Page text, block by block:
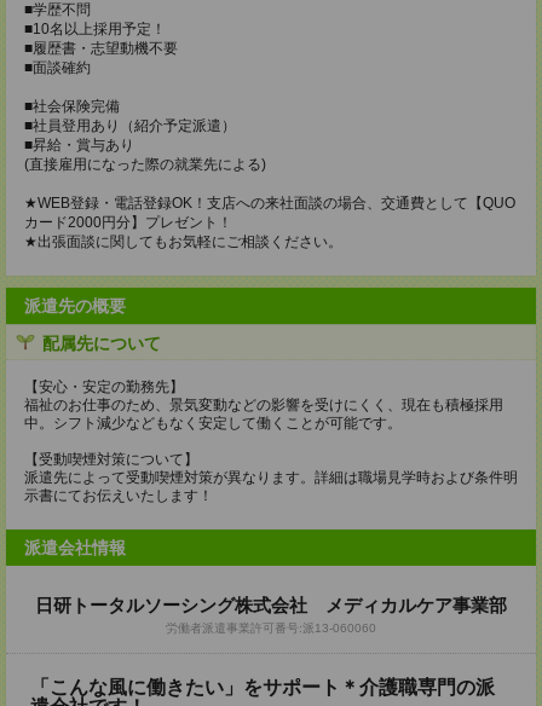
■学歴不問
■10名以上採用予定！
■履歴書・志望動機不要
■面談確約
■社会保険完備
■社員登用あり（紹介予定派遣）
■昇給・賞与あり
(直接雇用になった際の就業先による)
★WEB登録・電話登録OK！支店への来社面談の場合、交通費として【QUO
カード2000円分】プレゼント！
★出張面談に関してもお気軽にご相談ください。
派遣先の概要
配属先について
【安心・安定の勤務先】
福祉のお仕事のため、景気変動などの影響を受けにくく、現在も積極採用
中。シフト減少などもなく安定して働くことが可能です。
【受動喫煙対策について】
派遣先によって受動喫煙対策が異なります。詳細は職場見学時および条件明
示書にてお伝えいたします！
派遣会社情報
日研トータルソーシング株式会社 メディカルケア事業部
労働者派遣事業許可番号:派13-060060
「こんな風に働きたい」をサポート＊介護職専門の派